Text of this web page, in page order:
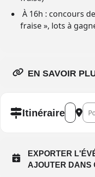
À 16h : concours
fraise », lots à
EN SAVOIR
ItinéraireAddress
EXPORTER
AJOUTER DANS